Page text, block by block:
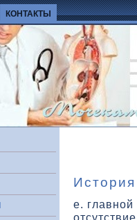
КОНТАКТЫ
е.